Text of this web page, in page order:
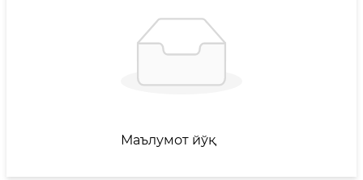
Маълумот йўқ